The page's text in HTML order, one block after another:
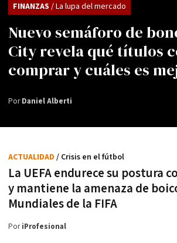
Nuevo semáforo de
City revela qué títulos
comprar y cuáles es
FINANZAS / La lupa del mercado
PorDaniel Alberti
La UEFA endurece su postura
y mantiene la amenaza de
Mundiales de la FIFA
ACTUALIDAD / Crisis en el fútbol
PoriProfesional